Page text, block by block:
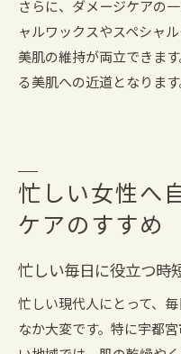
さらに、ダメージケアの
ャルワックスやスペシャ
美肌の維持が両立できま
る美肌への近道となります
忙しい女性へ
ケアのすすめ
忙しい毎日に役立つ時
忙しい現代人にとって、
なか大変です。特に宇都